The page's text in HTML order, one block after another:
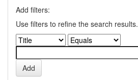
Add filters:
Use filters to refine the search results.